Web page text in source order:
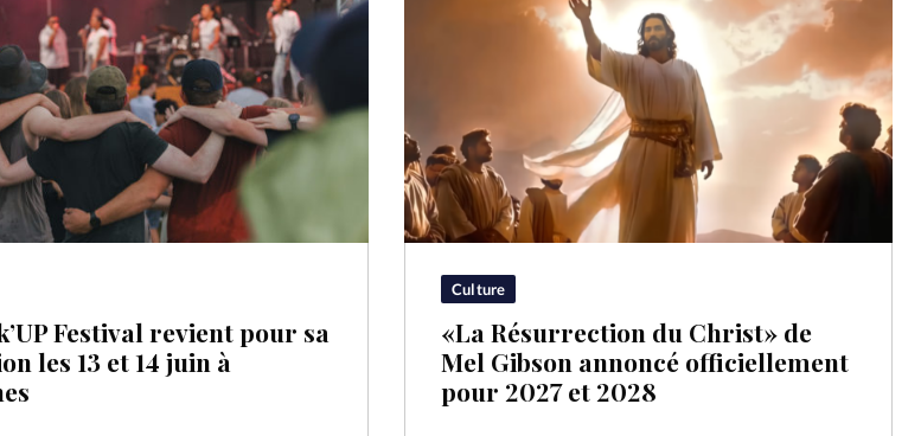
Festival revient pour sa
les 13 et 14 juin à
Culture
«La Résurrection du Christ» de
Mel Gibson annoncé officiellement
pour 2027 et 2028